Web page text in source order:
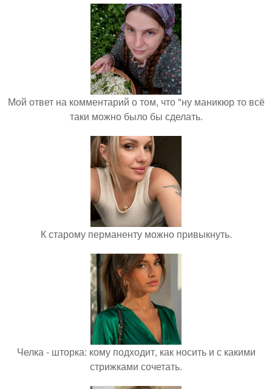
Мой ответ на комментарий о том, что "ну маникюр то всё
таки можно было бы сделать.
К старому перманенту можно привыкнуть.
Челка - шторка: кому подходит, как носить и с какими
стрижками сочетать.